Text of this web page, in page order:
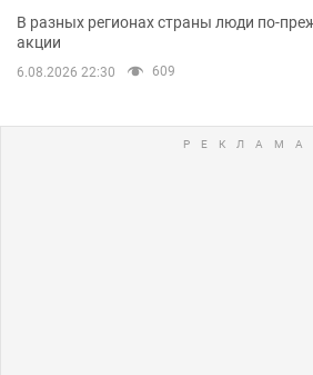
Фото и видео
В разных регионах страны люди по-
акции
6.08.2026 22:30 609